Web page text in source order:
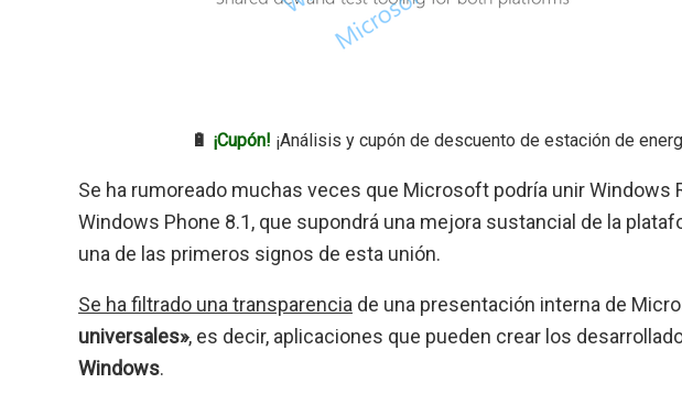
🔋 ¡Cupón! ¡Análisis y cupón de descuento de estación de
Se ha rumoreado muchas veces que Microsoft podría unir Windows
Windows Phone 8.1, que supondrá una mejora sustancial de la
una de las primeros signos de esta unión.
Se ha filtrado una transparencia de una presentación interna de
universales», es decir, aplicaciones que pueden crear los
Windows.